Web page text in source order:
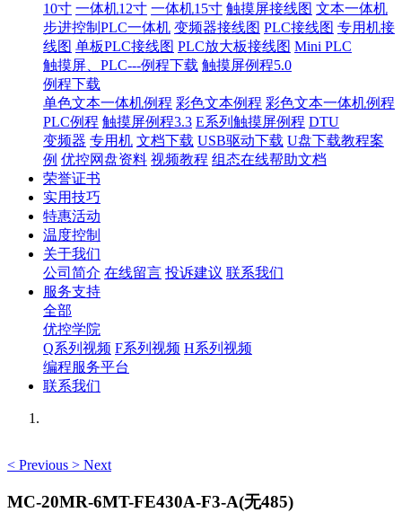
10寸 一体机12寸 一体机15寸 触摸屏接线图 文本一体机
步进控制PLC一体机 变频器接线图 PLC接线图 专用机接
线图 单板PLC接线图 PLC放大板接线图 Mini PLC
触摸屏、PLC---例程下载 触摸屏例程5.0
例程下载
单色文本一体机例程 彩色文本例程 彩色文本一体机例程
PLC例程 触摸屏例程3.3 E系列触摸屏例程 DTU
变频器 专用机 文档下载 USB驱动下载 U盘下载教程案
例 优控网盘资料 视频教程 组态在线帮助文档
荣誉证书
实用技巧
特惠活动
温度控制
关于我们
公司简介 在线留言 投诉建议 联系我们
服务支持
全部
优控学院
Q系列视频 F系列视频 H系列视频
编程服务平台
联系我们
< Previous > Next
MC-20MR-6MT-FE430A-F3-A(无485)